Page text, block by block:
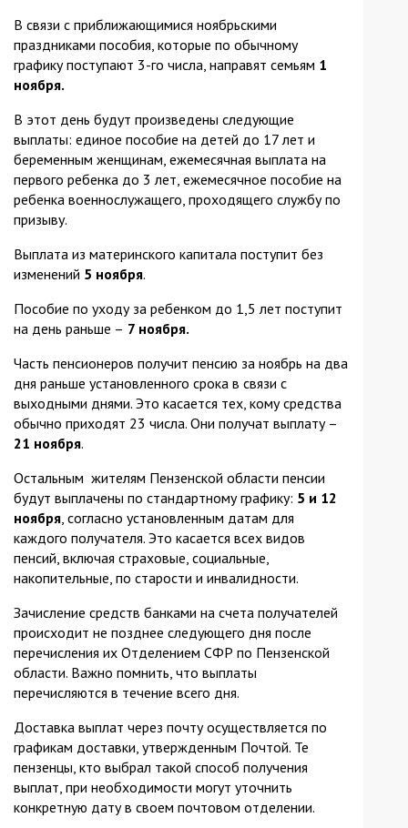
В связи с приближающимися ноябрьскими
праздниками пособия, которые по обычному
графику поступают 3-го числа, направят семьям 1
ноября.
В этот день будут произведены следующие
выплаты: единое пособие на детей до 17 лет и
беременным женщинам, ежемесячная выплата на
первого ребенка до 3 лет, ежемесячное пособие на
ребенка военнослужащего, проходящего службу по
призыву.
Выплата из материнского капитала поступит без
изменений 5 ноября.
Пособие по уходу за ребенком до 1,5 лет поступит
на день раньше – 7 ноября.
Часть пенсионеров получит пенсию за ноябрь на два
дня раньше установленного срока в связи с
выходными днями. Это касается тех, кому средства
обычно приходят 23 числа. Они получат выплату –
21 ноября.
Остальным жителям Пензенской области пенсии
будут выплачены по стандартному графику: 5 и 12
ноября , согласно установленным датам для
каждого получателя. Это касается всех видов
пенсий, включая страховые, социальные,
накопительные, по старости и инвалидности.
Зачисление средств банками на счета получателей
происходит не позднее следующего дня после
перечисления их Отделением СФР по Пензенской
области. Важно помнить, что выплаты
перечисляются в течение всего дня.
Доставка выплат через почту осуществляется по
графикам доставки, утвержденным Почтой. Те
пензенцы, кто выбрал такой способ получения
выплат, при необходимости могут уточнить
конкретную дату в своем почтовом отделении.